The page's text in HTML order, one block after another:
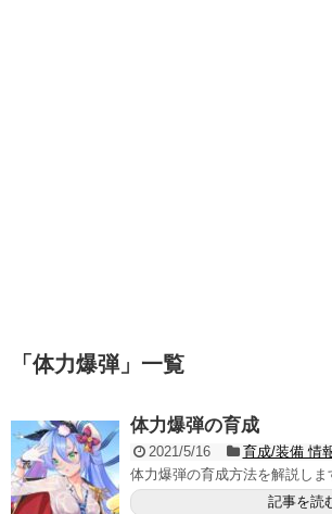
「 体力爆弾」 一覧
体力爆弾の育成
2021/5/16
育成/装備 情
体力爆弾の育成方法を解説しま
記事を読